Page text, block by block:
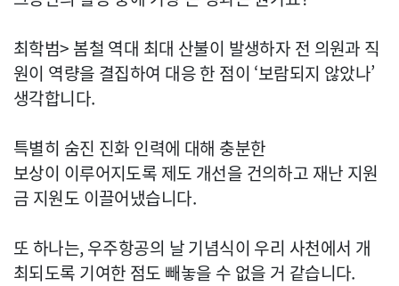
최학범> 봄철 역대 최대 산불이 발생하자 전 의원과 직
원이 역량을 결집하여 대응 한 점이 ‘보람되지 않았나’
생각합니다.
특별히 숨진 진화 인력에 대해 충분한
보상이 이루어지도록 제도 개선을 건의하고 재난 지원
금 지원도 이끌어냈습니다.
또 하나는, 우주항공의 날 기념식이 우리 사천에서 개
최되도록 기여한 점도 빼놓을 수 없을 거 같습니다.